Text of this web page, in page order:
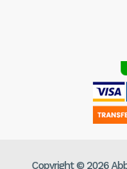
Copyright © 2026